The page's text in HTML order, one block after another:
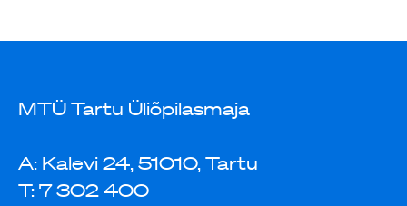
MTÜ Tartu Üliõpilasmaja
A: Kalevi 24, 51010, Tartu
T: 7 302 400